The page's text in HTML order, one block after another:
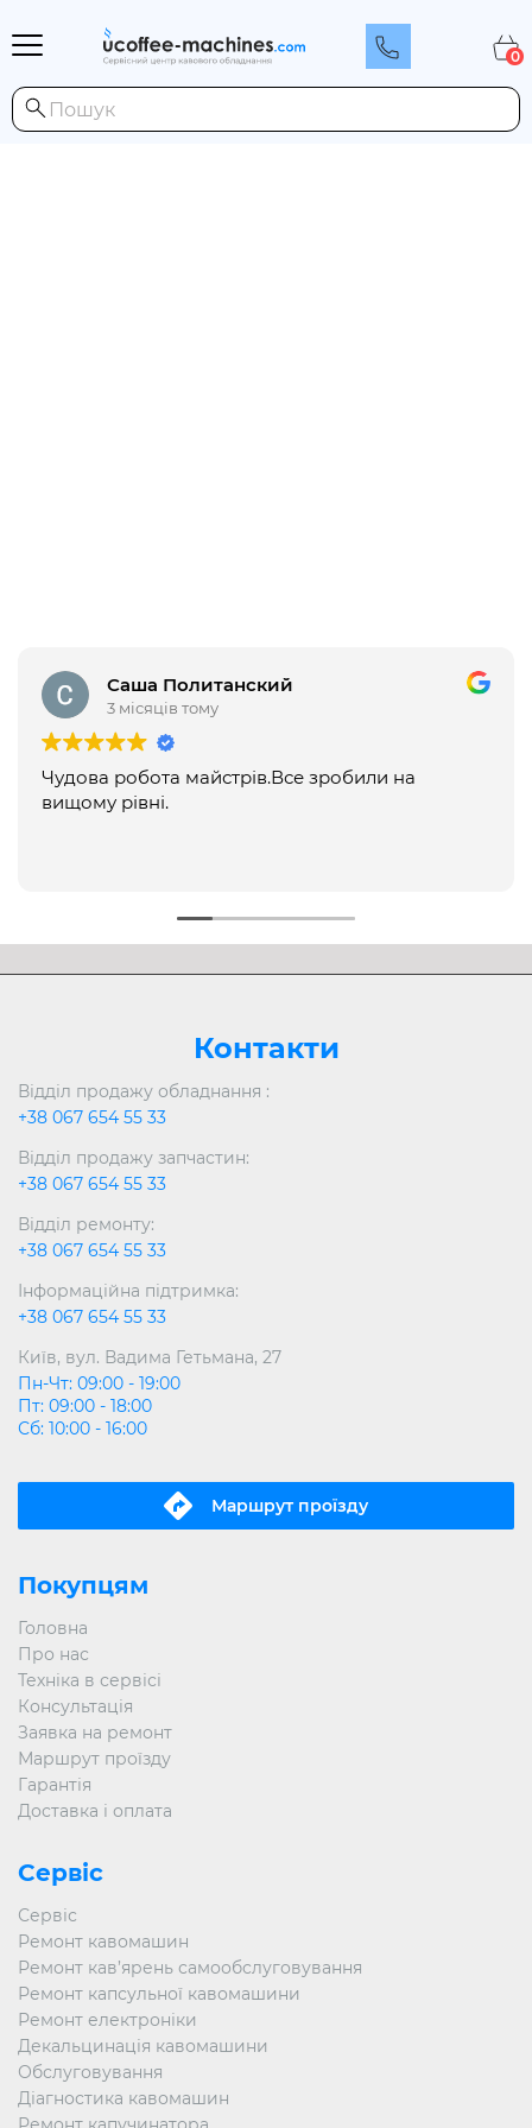
0
Каталог
Саша Политанский
3 місяців тому
Чудова робота майстрів.Все зробили на
вищому рівні.
Контакти
Відділ продажу обладнання :
+38 067 654 55 33
Відділ продажу запчастин:
+38 067 654 55 33
Відділ ремонту:
+38 067 654 55 33
Інформаційна підтримка:
+38 067 654 55 33
Київ, вул. Вадима Гетьмана, 27
Пн-Чт: 09:00 - 19:00
Пт: 09:00 - 18:00
Сб: 10:00 - 16:00
Маршрут проїзду
Покупцям
Головна
Про нас
Техніка в сервісі
Консультація
Заявка на ремонт
Маршрут проїзду
Гарантія
Доставка і оплата
Сервіс
Сервіс
Ремонт кавомашин
Ремонт кав’ярень самообслуговування
Ремонт капсульної кавомашини
Ремонт електроніки
Декальцинація кавомашини
Обслуговування
Діагностика кавомашин